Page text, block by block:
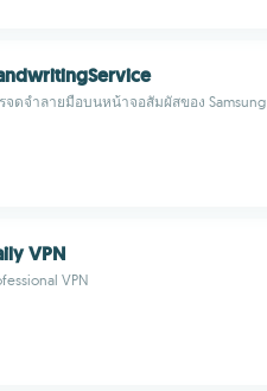
จดจำลายมือบนหน้าจอสัมผัสของ Samsung
VPN
VPN